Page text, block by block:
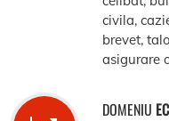
civila,
brevet,
asigurare
DOMENIU